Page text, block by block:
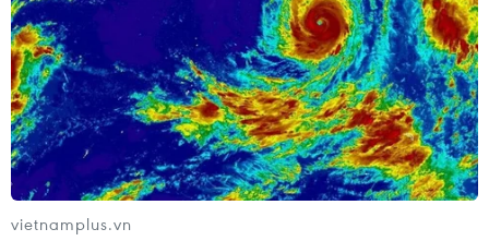
Phương pháp mới giúp
phát hiện sớm bệnh
Alzheimer
30/07/2026 14:27
Virus H5N1 lây lan trong
quần thể chim bản địa tại
Australia
29/07/2026 11:42
vietnamplus.vn